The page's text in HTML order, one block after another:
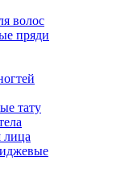
волос
пряди
тату
лица